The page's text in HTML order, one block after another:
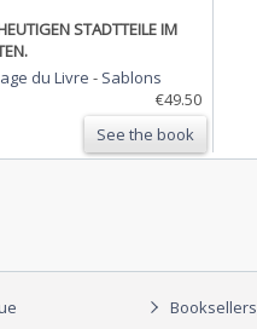
STADTTEILE IM
du Livre - Sablons
€49.50
See the book